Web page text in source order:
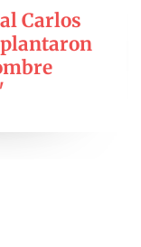
Carlos